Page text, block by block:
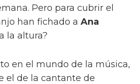
Pero para cubrir el
han fichado a Ana
la altura?
en el mundo de la música,
el de la cantante de